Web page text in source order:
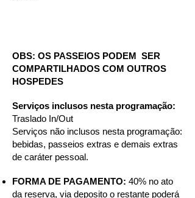
OBS: OS PASSEIOS PODEM SER
COMPARTILHADOS COM OUTROS
HOSPEDES
Serviços inclusos nesta programação:
Traslado In/Out
Serviços não inclusos nesta programação:
bebidas, passeios extras e demais extras
de caráter pessoal.
FORMA DE PAGAMENTO: 40% no ato
da reserva, via deposito o restante poderá